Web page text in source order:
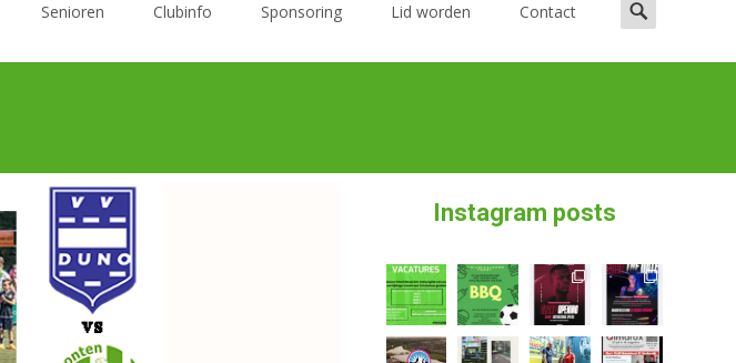
Senioren Clubinfo Sponsoring Lid worden Contact
Instagram posts